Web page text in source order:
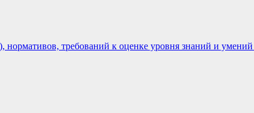
требований к оценке уровня знаний и умений